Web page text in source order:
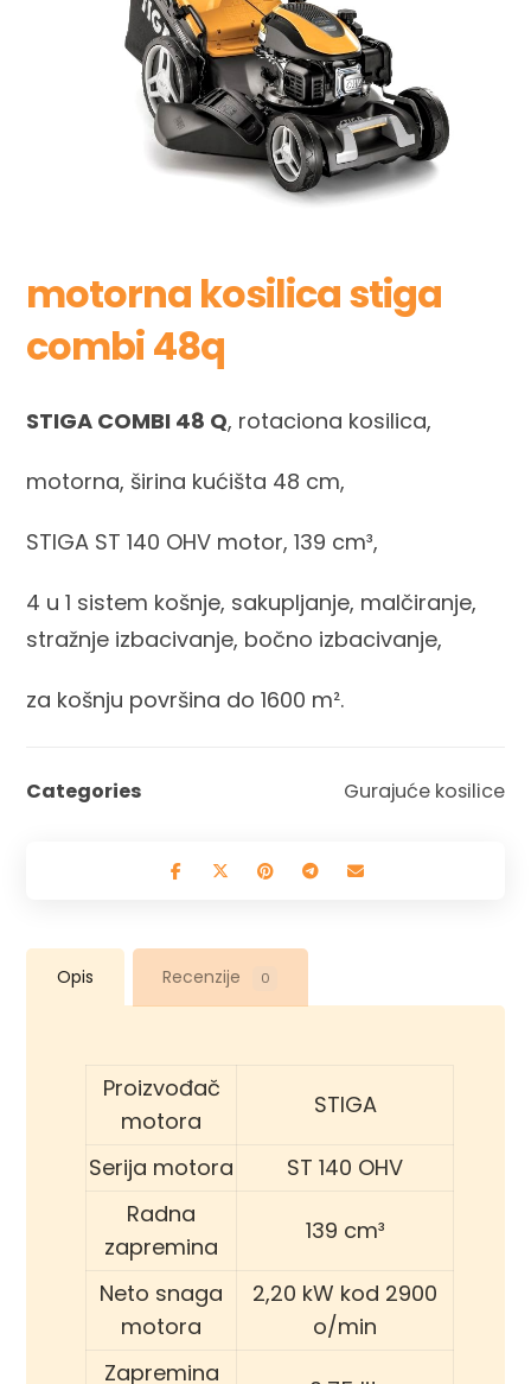
motorna kosilica stiga
combi 48q
STIGA COMBI 48 Q, rotaciona kosilica,
motorna, širina kućišta 48 cm,
STIGA ST 140 OHV motor, 139 cm³,
4 u 1 sistem košnje, sakupljanje, malčiranje,
stražnje izbacivanje, bočno izbacivanje,
za košnju površina do 1600 m².
Categories Gurajuće kosilice
Opis Recenzije 0
Proizvođač
motora
STIGA
Serija motora
ST 140 OHV
Radna
zapremina
139 cm³
Neto snaga
motora
2,20 kW kod 2900
o/min
Zapremina